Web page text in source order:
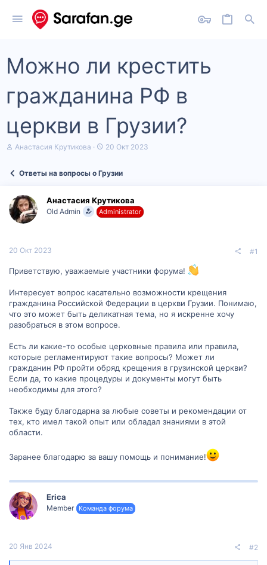
Можно ли крестить
гражданина РФ в
церкви в Грузии?
А
т
е
м
ы
Анастасия Крутикова
Д
а
ч
а
20 Окт 2023
Ответы на вопросы о Грузии
Анастасия Крутикова
Old Admin Administrator
20 Окт 2023 #1
Приветствую, уважаемые участники форума!
Интересует вопрос касательно возможности крещения
гражданина Российской Федерации в церкви Грузии. Понимаю,
что это может быть деликатная тема, но я искренне хочу
разобраться в этом вопросе.
Есть ли какие-то особые церковные правила или правила,
которые регламентируют такие вопросы? Может ли
гражданин РФ пройти обряд крещения в грузинской церкви?
Если да, то какие процедуры и документы могут быть
необходимы для этого?
Также буду благодарна за любые советы и рекомендации от
тех, кто имел такой опыт или обладал знаниями в этой
области.
Заранее благодарю за вашу помощь и понимание!
Erica
Member Команда форума
20 Янв 2024 #2